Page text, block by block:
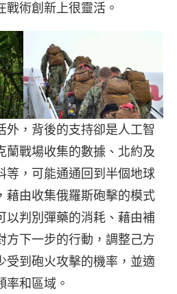
術創新上很靈活。
外，背後的支持卻是人工智
蘭戰場收集的數據、北約及
等，可能通通回到半個地球
藉由收集俄羅斯砲擊的模式
以判別彈藥的消耗、藉由補
方下一步的行動，調整己方
受到砲火攻擊的機率，並適
和區域。